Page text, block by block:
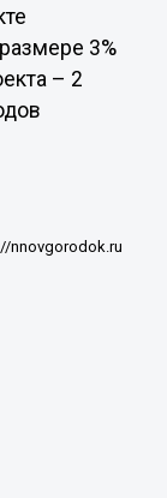
3%
– 2
nnovgorodok.ru